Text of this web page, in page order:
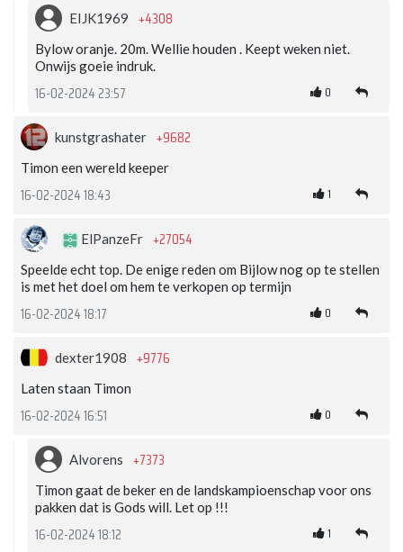
EIJK1969 +4308
Bylow oranje. 20m. Wellie houden . Keept weken niet.
Onwijs goeie indruk.
16-02-2024 23:57 0
kunstgrashater +9682
Timon een wereld keeper
16-02-2024 18:43 1
ElPanzeFr +27054
Speelde echt top. De enige reden om Bijlow nog op te stellen
is met het doel om hem te verkopen op termijn
16-02-2024 18:17 0
dexter1908 +9776
Laten staan Timon
16-02-2024 16:51 0
Alvorens +7373
Timon gaat de beker en de landskampioenschap voor ons
pakken dat is Gods will. Let op !!!
16-02-2024 18:12 1